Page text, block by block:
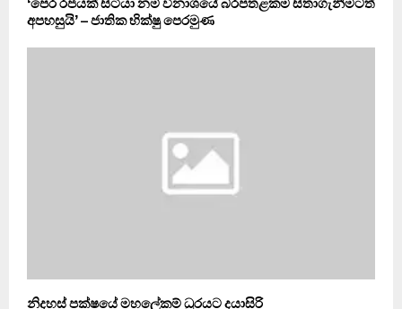
‘පෙර රජයක් සිටියා නම් විනාශයේ බරපතළකම සිතාගැනීමටත්
අපහසුයි’ – ජාතික භික්ෂු පෙරමුණ
නිදහස් පක්ෂයේ මහලේකම් ධුරයට දයාසිරි